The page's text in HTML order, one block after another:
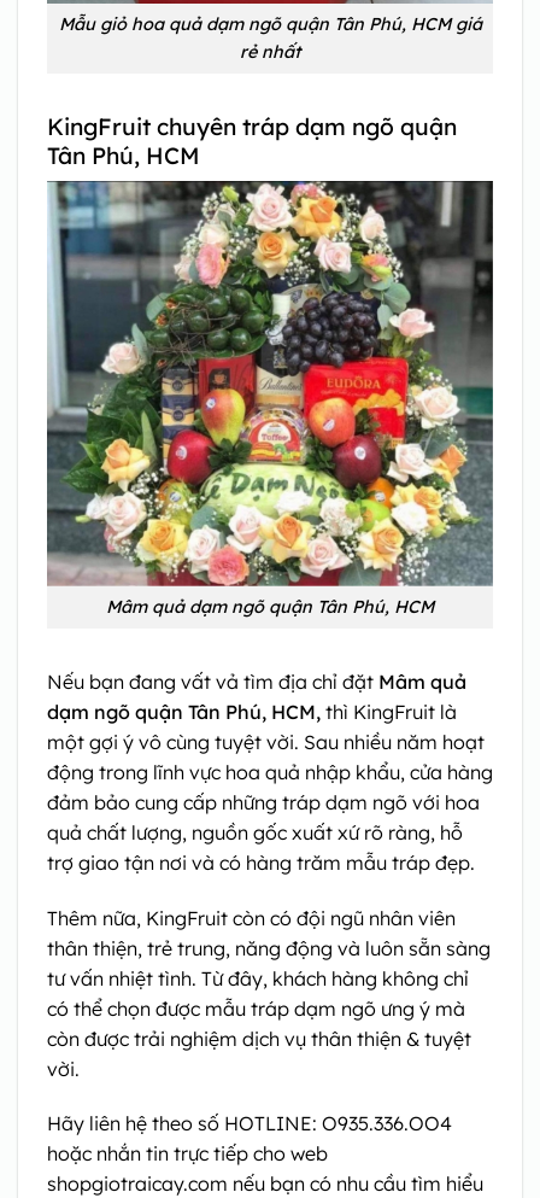
Mẫu giỏ hoa quả dạm ngõ quận Tân Phú, HCM giá
rẻ nhất
KingFruit chuyên tráp dạm ngõ quận
Tân Phú, HCM
Mâm quả dạm ngõ quận Tân Phú, HCM
Nếu bạn đang vất vả tìm địa chỉ đặt Mâm quả
dạm ngõ quận Tân Phú, HCM, thì KingFruit là
một gợi ý vô cùng tuyệt vời. Sau nhiều năm hoạt
động trong lĩnh vực hoa quả nhập khẩu, cửa hàng
đảm bảo cung cấp những tráp dạm ngõ với hoa
quả chất lượng, nguồn gốc xuất xứ rõ ràng, hỗ
trợ giao tận nơi và có hàng trăm mẫu tráp đẹp.
Thêm nữa, KingFruit còn có đội ngũ nhân viên
thân thiện, trẻ trung, năng động và luôn sẵn sàng
tư vấn nhiệt tình. Từ đây, khách hàng không chỉ
có thể chọn được mẫu tráp dạm ngõ ưng ý mà
còn được trải nghiệm dịch vụ thân thiện & tuyệt
vời.
Hãy liên hệ theo số HOTLINE: O935.336.OO4
hoặc nhắn tin trực tiếp cho web
shopgiotraicay.com nếu bạn có nhu cầu tìm hiểu